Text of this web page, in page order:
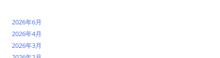
2026年6月
2026年4月
2026年3月